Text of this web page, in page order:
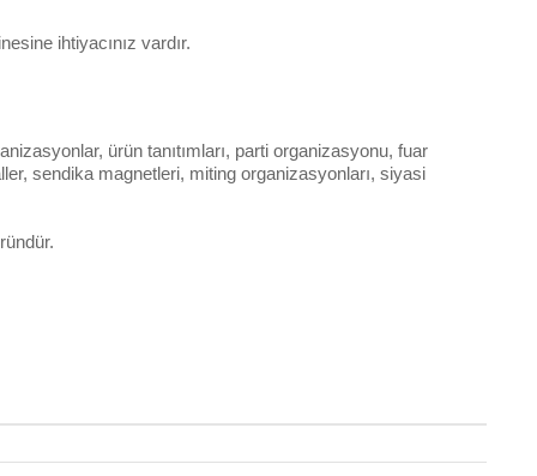
ihtiyacınız vardır.
ürün tanıtımları, parti organizasyonu, fuar
sendika magnetleri, miting organizasyonları, siyasi